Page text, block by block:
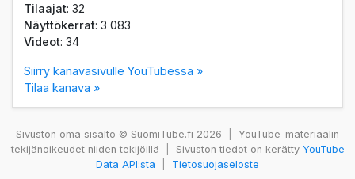
Tilaajat: 32
Näyttökerrat: 3 083
Videot: 34
Siirry kanavasivulle YouTubessa »
Tilaa kanava »
Sivuston oma sisältö © SuomiTube.fi 2026
YouTube-materiaalin
tekijänoikeudet niiden tekijöillä
Sivuston tiedot on kerätty YouTube
Data API:sta
Tietosuojaseloste